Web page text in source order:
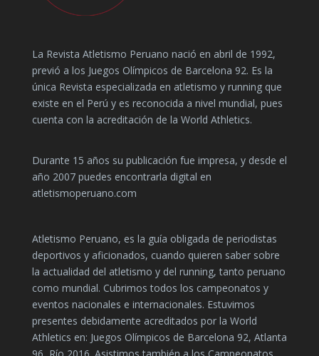
La Revista Atletismo Peruano nació en abril de 1992,
previó a los Juegos Olímpicos de Barcelona 92. Es la
única Revista especializada en atletismo y running que
existe en el Perú y es reconocida a nivel mundial, pues
cuenta con la acreditación de la World Athletics.
Durante 15 años su publicación fue impresa, y desde el
año 2007 puedes encontrarla digital en
atletismoperuano.com
Atletismo Peruano, es la guía obligada de periodistas
deportivos y aficionados, cuando quieren saber sobre
la actualidad del atletismo y del running, tanto peruano
como mundial. Cubrimos todos los campeonatos y
eventos nacionales e internacionales. Estuvimos
presentes debidamente acreditados por la World
Athletics en: Juegos Olímpicos de Barcelona 92, Atlanta